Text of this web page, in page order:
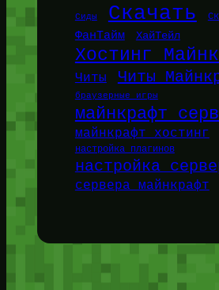
Сиды Скачать
ФанТайм ХайТейл
Хостинг
Читы Читы
браузерные игры
майнкрафт
майнкрафт хостинг
настройка плагинов
настройка
сервера майнкрафт